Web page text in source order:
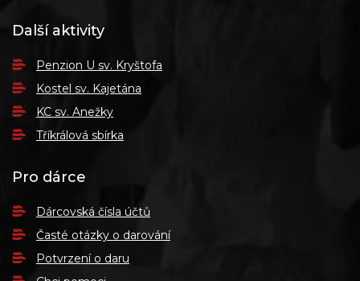
Další aktivity
Penzion U sv. Kryštofa
Kostel sv. Kajetána
KC sv. Anežky
Tříkrálová sbírka
Pro dárce
Dárcovská čísla účtů
Časté otázky o darování
Potvrzení o daru